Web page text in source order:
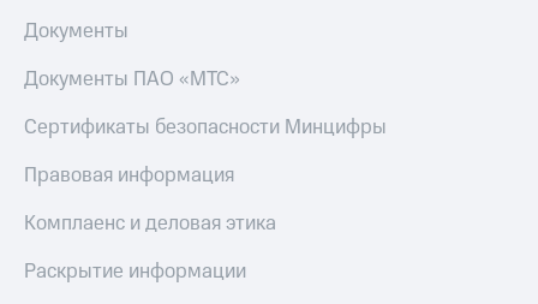
Документы
Документы ПАО «МТС»
Сертификаты безопасности Минцифры
Правовая информация
Комплаенс и деловая этика
Раскрытие информации